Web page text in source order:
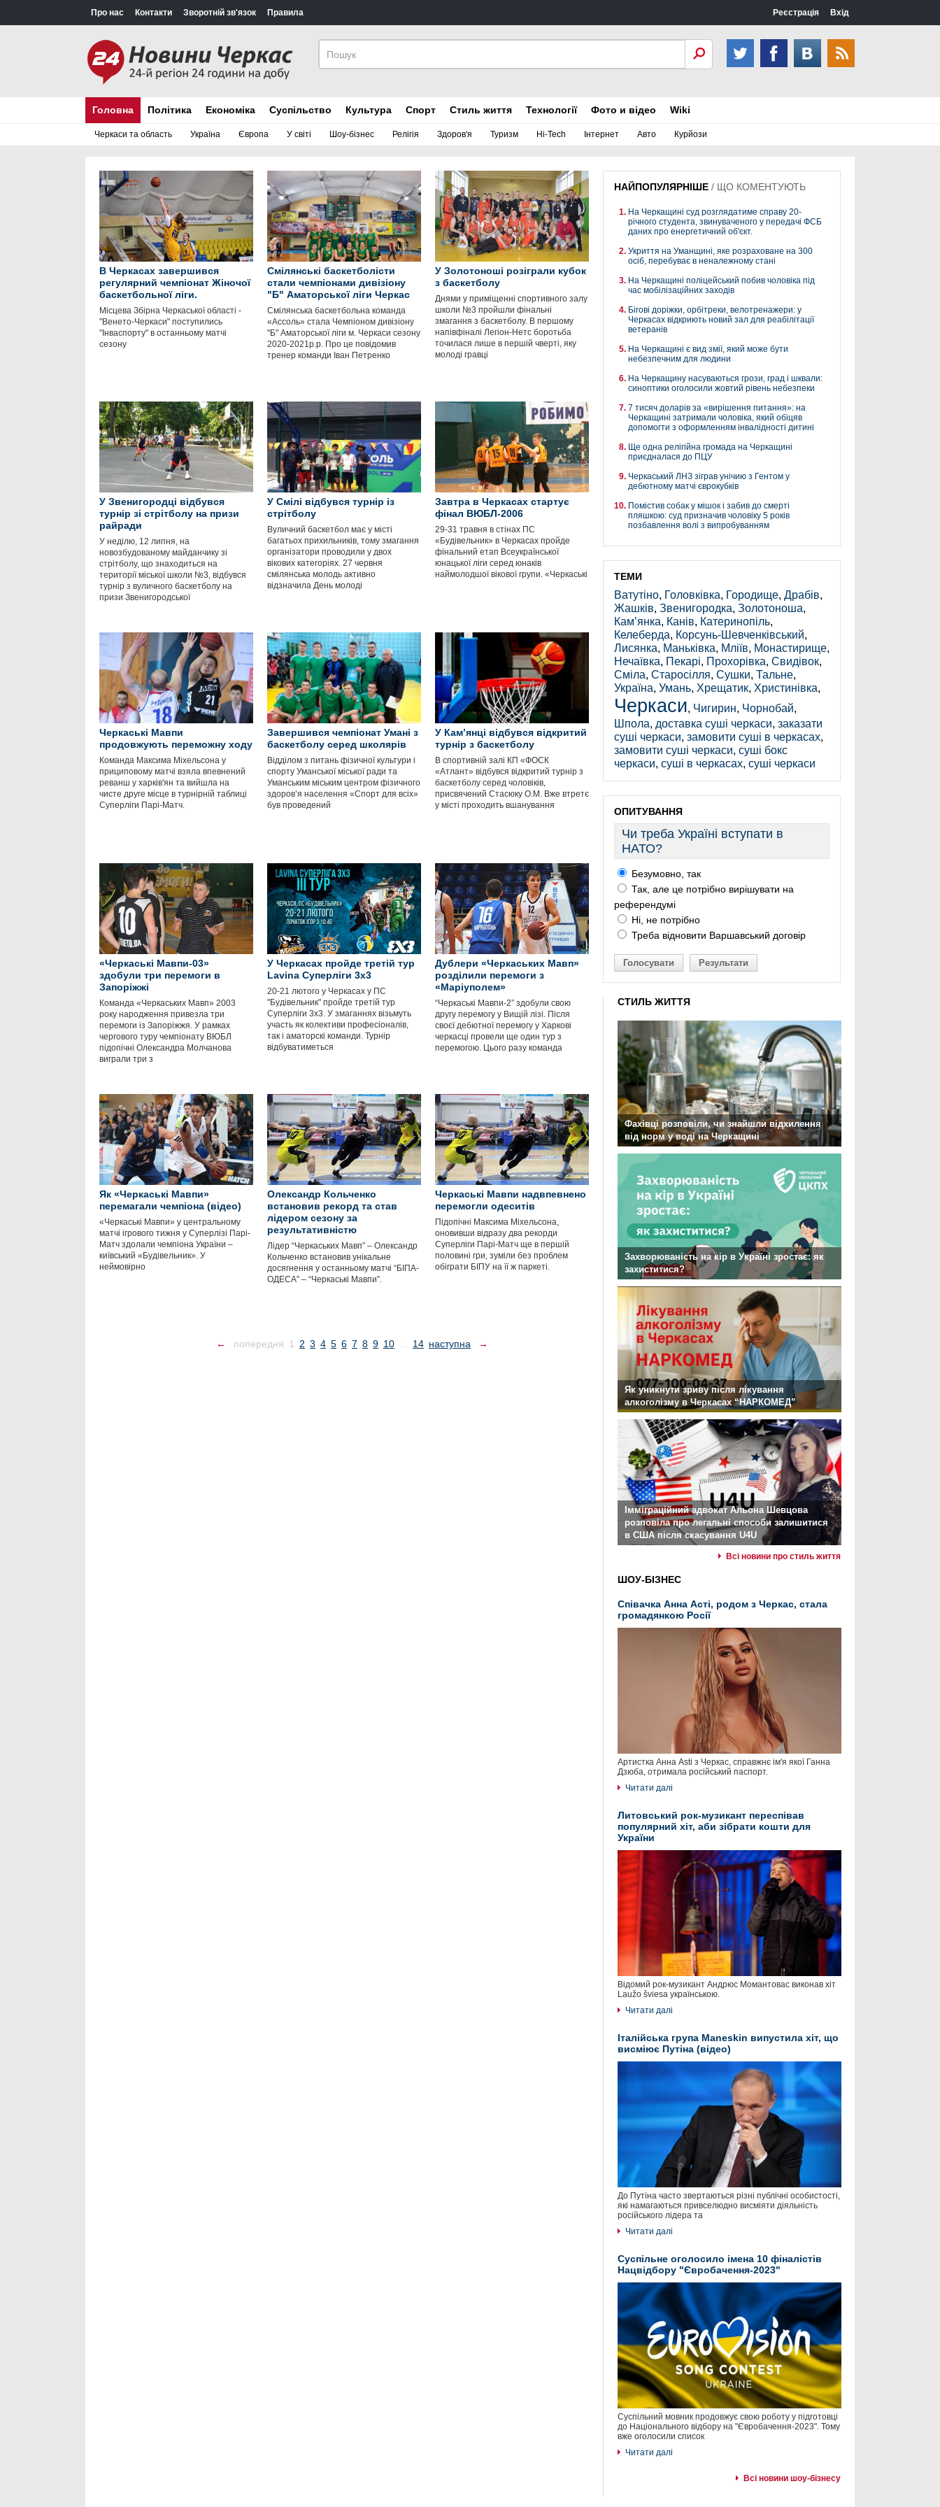
Про нас Контакти Зворотній зв'язок Правила Реєстрація Вхід
Головна
Черкаси та область Україна Європа У світі Шоу-бізнес Релігія Здоров'я Туризм Hi-Tech Інтернет Авто Курйози
Політика Економіка Суспільство Культура Спорт Стиль життя Технології Фото и відео Wiki
В Черкасах завершився
регулярний чемпіонат Жіночої
баскетбольної ліги.
Місцева Збірна Черкаської області -
"Венето-Черкаси" поступились
"Інваспорту" в останньому матчі
сезону
Смілянські баскетболісти
стали чемпіонами дивізіону
"Б" Аматорської ліги Черкас
Смілянська баскетбольна команда
«Ассоль» стала Чемпіоном дивізіону
"Б" Аматорської ліги м. Черкаси сезону
2020-2021р.р. Про це повідомив
тренер команди Іван Петренко
У Золотоноші розіграли кубок
з баскетболу
Днями у приміщенні спортивного залу
школи №3 пройшли фінальні
змагання з баскетболу. В першому
напівфіналі Легіон-Нетс боротьба
точилася лише в першій чверті, яку
молоді гравці
У Звенигородці відбувся
турнір зі стрітболу на призи
райради
У неділю, 12 липня, на
новозбудованому майданчику зі
стрітболу, що знаходиться на
території міської школи №3, відбувся
турнір з вуличного баскетболу на
призи Звенигородської
У Смілі відбувся турнір із
стрітболу
Вуличний баскетбол має у місті
багатьох прихильників, тому змагання
організатори проводили у двох
вікових категоріях. 27 червня
смілянська молодь активно
відзначила День молоді
Завтра в Черкасах стартує
фінал ВЮБЛ-2006
29-31 травня в стінах ПС
«Будівельник» в Черкасах пройде
фінальний етап Всеукраїнської
юнацької ліги серед юнаків
наймолодшої вікової групи. «Черкаські
Черкаські Мавпи
продовжують переможну ходу
Команда Максима Міхельсона у
прициповому матчі взяла впевнений
реванш у харків'ян та вийшла на
чисте друге місце в турнірній таблиці
Суперліги Парі-Матч.
Завершився чемпіонат Умані з
баскетболу серед школярів
Відділом з питань фізичної культури і
спорту Уманської міської ради та
Уманським міським центром фізичного
здоров’я населення «Спорт для всіх»
був проведений
У Кам’янці відбувся відкритий
турнір з баскетболу
В спортивній залі КП «ФОСК
«Атлант» відбувся відкритий турнір з
баскетболу серед чоловіків,
присвячений Стасюку О.М. Вже втретє
у місті проходить вшанування
«Черкаські Мавпи-03»
здобули три перемоги в
Запоріжжі
Команда «Черкаських Мавп» 2003
року народження привезла три
перемоги із Запоріжжя. У рамках
чергового туру чемпіонату ВЮБЛ
підопічні Олександра Молчанова
виграли три з
У Черкасах пройде третій тур
Lavina Суперліги 3х3
20-21 лютого у Черкасах у ПС
"Будівельник" пройде третій тур
Суперліги 3х3. У змаганнях візьмуть
участь як колективи професіоналів,
так і аматорскі команди. Турнір
відбуватиметься
Дублери «Черкаських Мавп»
розділили перемоги з
«Маріуполем»
“Черкаські Мавпи-2” здобули свою
другу перемогу у Вищій лізі. Після
своєї дебютної перемогу у Харкові
черкасці провели ще один тур з
перемогою. Цього разу команда
Як «Черкаські Мавпи»
перемагали чемпіона (відео)
«Черкаські Мавпи» у центральному
матчі ігрового тижня у Суперлізі Парі-
Матч здолали чемпіона України –
київський «Будівельник». У
неймовірно
Олександр Кольченко
встановив рекорд та став
лідером сезону за
результативністю
Лідер “Черкаських Мавп” – Олександр
Кольченко встановив унікальне
досягнення у останньому матчі “БІПА-
ОДЕСА” – “Черкаські Мавпи”.
Черкаські Мавпи надвпевнено
перемогли одеситів
Підопічні Максима Міхельсона,
оновивши відразу два рекорди
Суперліги Парі-Матч ще в першій
половині гри, зуміли без проблем
обіграти БІПУ на її ж паркеті.
← попередня 1 2 3 4 5 6 7 8 9 10 14 наступна →
НАЙПОПУЛЯРНІШЕ / ЩО КОМЕНТУЮТЬ
На Черкащині суд розглядатиме справу 20-
річного студента, звинуваченого у передачі ФСБ
даних про енергетичний об'єкт.
Укриття на Уманщині, яке розраховане на 300
осіб, перебуває в неналежному стані
На Черкащині поліцейський побив чоловіка під
час мобілізаційних заходів
Бігові доріжки, орбітреки, велотренажери: у
Черкасах відкриють новий зал для реабілітації
ветеранів
На Черкащині є вид змії, який може бути
небезпечним для людини
На Черкащину насуваються грози, град і шквали:
синоптики оголосили жовтий рівень небезпеки
7 тисяч доларів за «вирішення питання»: на
Черкащині затримали чоловіка, який обіцяв
допомогти з оформленням інвалідності дитині
Ще одна релігійна громада на Черкащині
приєдналася до ПЦУ
Черкаський ЛНЗ зіграв унічию з Гентом у
дебютному матчі єврокубків
Помістив собак у мішок і забив до смерті
пляшкою: суд призначив чоловіку 5 років
позбавлення волі з випробуванням
ТЕМИ
Ватутіно, Головківка, Городище, Драбів,
Жашків, Звенигородка, Золотоноша,
Кам’янка, Канів, Катеринопіль,
Келеберда, Корсунь-Шевченківський,
Лисянка, Маньківка, Мліїв, Монастирище,
Нечаївка, Пекарі, Прохорівка, Свидівок,
Сміла, Старосілля, Сушки, Тальне,
Україна, Умань, Хрещатик, Христинівка,
Черкаси, Чигирин, Чорнобай,
Шпола, доставка суші черкаси, заказати
суші черкаси, замовити суші в черкасах,
замовити суші черкаси, суші бокс
черкаси, суші в черкасах, суші черкаси
ОПИТУВАННЯ
Чи треба Україні вступати в
НАТО?
Безумовно, так
Так, але це потрібно вирішувати на
референдумі
Ні, не потрібно
Треба відновити Варшавський договір
Голосувати Результати
СТИЛЬ ЖИТТЯ
Фахівці розповіли, чи знайшли відхилення
від норм у воді на Черкащині
Захворюваність на кір в Україні зростає: як
захиститися?
Як уникнути зриву після лікування
алкоголізму в Черкасах “НАРКОМЕД”
Імміграційний адвокат Альона Шевцова
розповіла про легальні способи залишитися
в США після скасування U4U
Всі новини про стиль життя
ШОУ-БІЗНЕС
Співачка Анна Асті, родом з Черкас, стала
громадянкою Росії
Артистка Анна Asti з Черкас, справжнє ім'я якої Ганна
Дзюба, отримала російський паспорт.
Читати далі
Литовський рок-музикант переспівав
популярний хіт, аби зібрати кошти для
України
Відомий рок-музикант Андрюс Момантовас виконав хіт
Laužo šviesa українською.
Читати далі
Італійська група Maneskin випустила хіт, що
висміює Путіна (відео)
До Путіна часто звертаються різні публічні особистості,
які намагаються привселюдно висміяти діяльність
російського лідера та
Читати далі
Суспільне оголосило імена 10 фіналістів
Нацвідбору "Євробачення-2023"
Суспільний мовник продовжує свою роботу у підготовці
до Національного відбору на "Євробачення-2023". Тому
вже оголосили список
Читати далі
Всі новини шоу-бізнесу